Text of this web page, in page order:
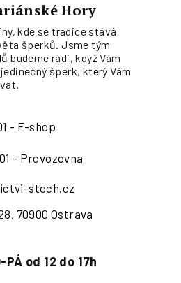
Hory
kde se tradice stává
šperků. Jsme tým
budeme rádi, když Vám
šperk, který Vám
- E-shop
- Provozovna
stoch.cz
70900 Ostrava
od 12 do 17h